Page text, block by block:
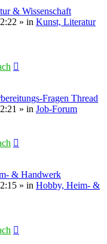
& Wissenschaft
» in Kunst, Literatur
Fragen Thread
» in Job-Forum
& Handwerk
» in Hobby, Heim- &